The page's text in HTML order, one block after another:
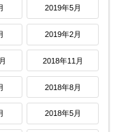
2019年5月
2019年2月
2018年11月
2018年8月
2018年5月